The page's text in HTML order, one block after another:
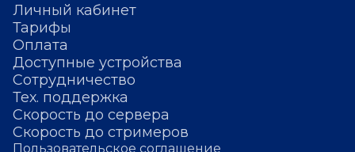
Личный кабинет
Тарифы
Оплата
Доступные устройства
Сотрудничество
Тех. поддержка
Скорость до сервера
Скорость до стримеров
Пользовательское соглашение